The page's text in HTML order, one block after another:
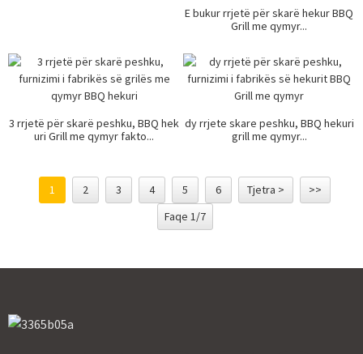
E bukur rrjetë për skarë hekur BBQ
Grill me qymyr...
3 rrjetë për skarë peshku, BBQ hek
uri Grill me qymyr fakto...
dy rrjete skare peshku, BBQ hekuri
grill me qymyr...
1 2 3 4 5 6 Tjetra >
>>
Faqe 1/7